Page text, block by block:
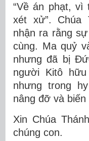
“Về án phạt, vì
xét xử”. Chúa
nhận ra rằng
cùng. Ma quỷ
nhưng đã bị
người Kitô
nhưng trong
nâng đỡ và
Xin Chúa
chúng con.